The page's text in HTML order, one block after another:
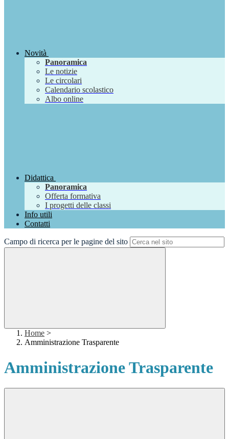
Novità
Panoramica
Le notizie
Le circolari
Calendario scolastico
Albo online
Didattica
Panoramica
Offerta formativa
I progetti delle classi
Info utili
Contatti
Campo di ricerca per le pagine del sito
Home >
Amministrazione Trasparente
Amministrazione Trasparente